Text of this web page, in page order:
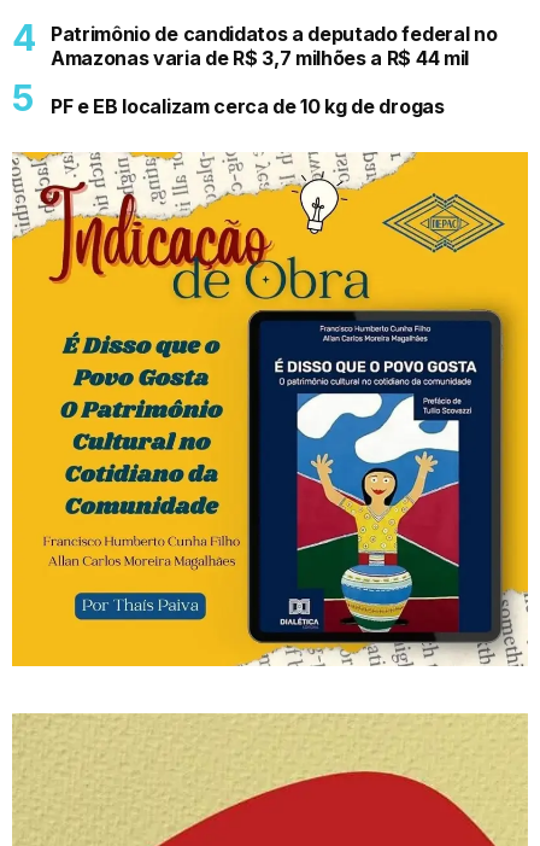
Patrimônio de candidatos a deputado federal no
Amazonas varia de R$ 3,7 milhões a R$ 44 mil
PF e EB localizam cerca de 10 kg de drogas